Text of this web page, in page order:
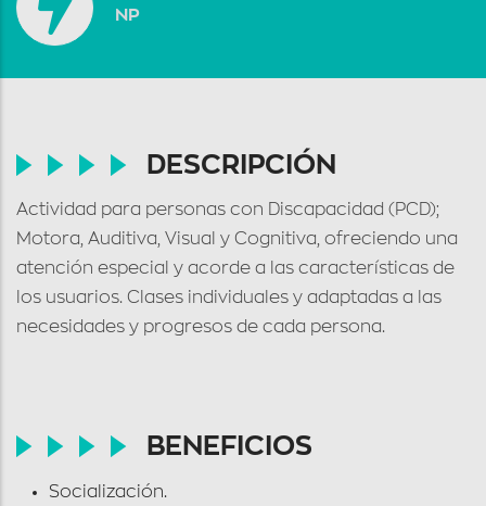
NP
DESCRIPCIÓN
Actividad para personas con Discapacidad (PCD);
Motora, Auditiva, Visual y Cognitiva, ofreciendo una
atención especial y acorde a las características de
los usuarios. Clases individuales y adaptadas a las
necesidades y progresos de cada persona.
BENEFICIOS
Socialización.